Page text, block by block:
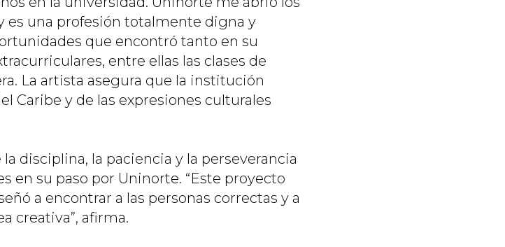
es una profesión totalmente digna y
que encontró tanto en su
entre ellas las clases de
La artista asegura que la institución
Caribe y de las expresiones culturales
disciplina, la paciencia y la perseverancia
en su paso por Uninorte. “Este proyecto
a encontrar a las personas correctas y a
creativa”, afirma.